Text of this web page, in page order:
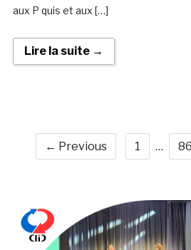
aux P quis et aux […]
Lire la suite →
← Previous 1 … 86